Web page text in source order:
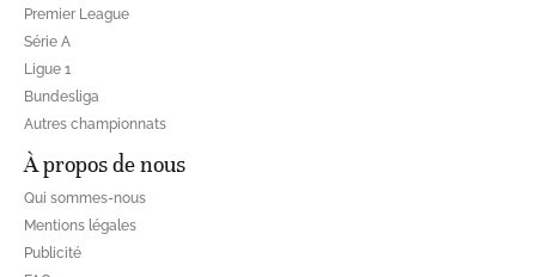
Premier League
Série A
Ligue 1
Bundesliga
Autres championnats
À propos de nous
Qui sommes-nous
Mentions légales
Publicité